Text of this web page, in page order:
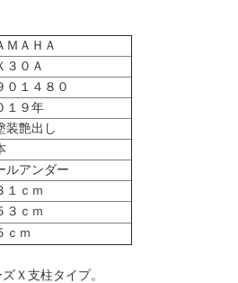
ＭＡＨＡ
３０Ａ
０１４８０
１９年
装艶出し
ルアンダー
１ｃｍ
３ｃｍ
ｃｍ
Ｘ支柱タイプ。